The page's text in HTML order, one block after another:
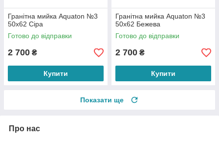
Гранітна мийка Aquaton №3
50х62 Сіра
Готово до відправки
2 700 ₴
Купити
Гранітна мийка Aquaton №3
50х62 Бежева
Готово до відправки
2 700 ₴
Купити
Показати ще
Про нас